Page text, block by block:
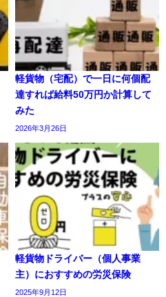
軽貨物（宅配）で一日に何個配
達すれば給料50万円か計算して
みた
2026年3月26日
軽貨物ドライバー（個人事業
主）におすすめの労災保険
2025年9月12日